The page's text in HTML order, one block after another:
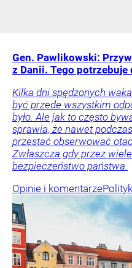
Gen. Pawlikowski:
z Danii. Tego potrzebuje
Kilka dni spędzonych
być przede wszystkim
było. Ale jak to często
sprawia, że nawet
przestać obserwować
Zwłaszcza gdy przez
bezpieczeństwo państwa.
Opinie i komentarze